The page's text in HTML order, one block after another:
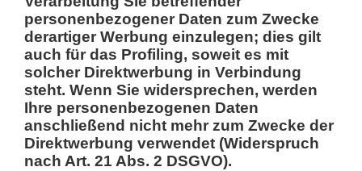
personenbezogener Daten zum Zwecke
derartiger Werbung einzulegen; dies gilt
auch für das Profiling, soweit es mit
solcher Direktwerbung in Verbindung
steht. Wenn Sie widersprechen, werden
Ihre personenbezogenen Daten
anschließend nicht mehr zum Zwecke der
Direktwerbung verwendet (Widerspruch
nach Art. 21 Abs. 2 DSGVO).